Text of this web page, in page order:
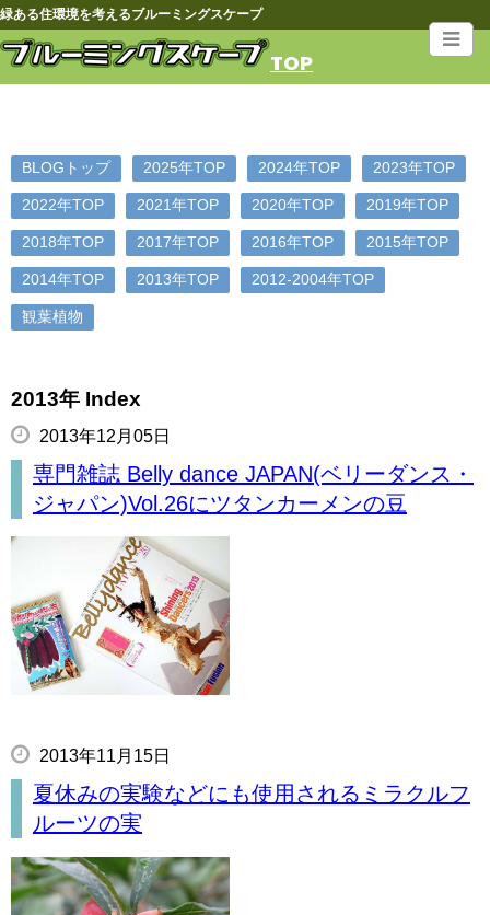
緑ある住環境を考えるブルーミングスケープ
TOP
BLOGトップ 2025年TOP 2024年TOP 2023年TOP
2022年TOP 2021年TOP 2020年TOP 2019年TOP
2018年TOP 2017年TOP 2016年TOP 2015年TOP
2014年TOP 2013年TOP 2012-2004年TOP
観葉植物
2013年 Index
2013年12月05日
専門雑誌 Belly dance JAPAN(ベリーダンス・
ジャパン)Vol.26にツタンカーメンの豆
2013年11月15日
夏休みの実験などにも使用されるミラクルフ
ルーツの実